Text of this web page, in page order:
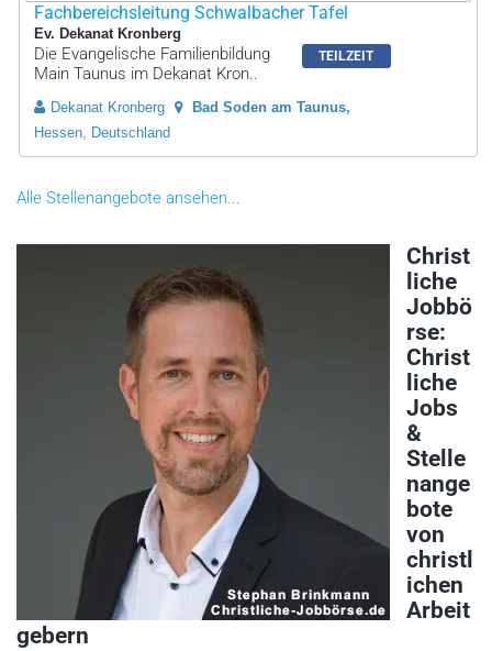
Fachbereichsleitung Schwalbacher Tafel
Ev. Dekanat Kronberg
TEILZEIT
Die Evangelische Familienbildung
Main Taunus im Dekanat Kron..
Dekanat Kronberg
Bad Soden am Taunus
Hessen, Deutschland
Alle Stellenangebote ansehen...
Christ
liche
Jobbö
rse:
Christ
liche
Jobs
&
Stelle
nange
bote
von
christl
ichen
Arbeit
gebern